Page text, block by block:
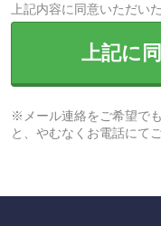
上記内容に同意いただい
上記に
※メール連絡をご希望で
と、やむなくお電話にて